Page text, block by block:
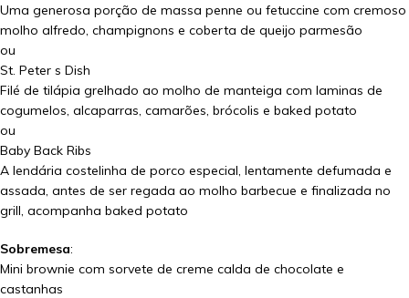
Uma generosa porção de massa penne ou fetuccine com cremoso
molho alfredo, champignons e coberta de queijo parmesão
ou
St. Peter s Dish
Filé de tilápia grelhado ao molho de manteiga com laminas de
cogumelos, alcaparras, camarões, brócolis e baked potato
ou
Baby Back Ribs
A lendária costelinha de porco especial, lentamente defumada e
assada, antes de ser regada ao molho barbecue e finalizada no
grill, acompanha baked potato
Sobremesa:
Mini brownie com sorvete de creme calda de chocolate e
castanhas